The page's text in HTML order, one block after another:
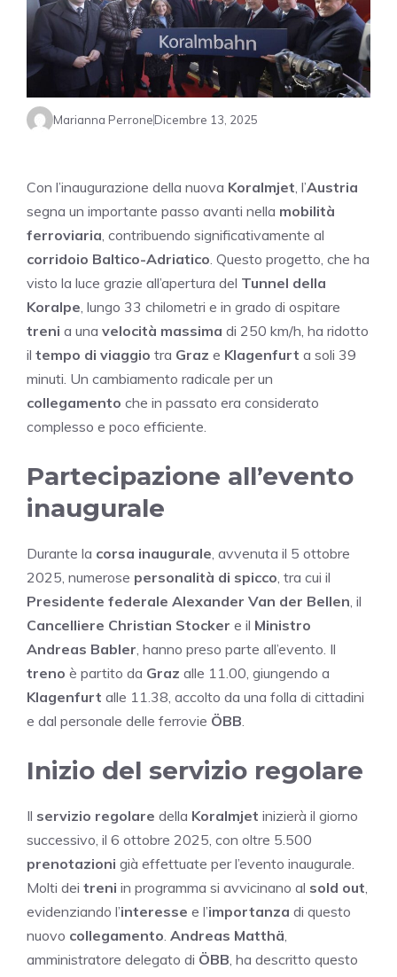
Marianna PerroneDicembre 13, 2025
Con l’inaugurazione della nuova Koralmjet, l’Austria
segna un importante passo avanti nella mobilità
ferroviaria, contribuendo significativamente al
corridoio Baltico-Adriatico. Questo progetto, che ha
visto la luce grazie all’apertura del Tunnel della
Koralpe, lungo 33 chilometri e in grado di ospitare
treni a una velocità massima di 250 km/h, ha ridotto
il tempo di viaggio tra Graz e Klagenfurt a soli 39
minuti. Un cambiamento radicale per un
collegamento che in passato era considerato
complesso e poco efficiente.
Partecipazione all’evento
inaugurale
Durante la corsa inaugurale, avvenuta il 5 ottobre
2025, numerose personalità di spicco, tra cui il
Presidente federale Alexander Van der Bellen, il
Cancelliere Christian Stocker e il Ministro
Andreas Babler, hanno preso parte all’evento. Il
treno è partito da Graz alle 11.00, giungendo a
Klagenfurt alle 11.38, accolto da una folla di cittadini
e dal personale delle ferrovie ÖBB.
Inizio del servizio regolare
Il servizio regolare della Koralmjet inizierà il giorno
successivo, il 6 ottobre 2025, con oltre 5.500
prenotazioni già effettuate per l’evento inaugurale.
Molti dei treni in programma si avvicinano al sold out,
evidenziando l’interesse e l’importanza di questo
nuovo collegamento. Andreas Matthä,
amministratore delegato di ÖBB, ha descritto questo